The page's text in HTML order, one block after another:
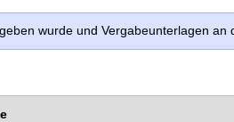
wurde und Vergabeunterlagen